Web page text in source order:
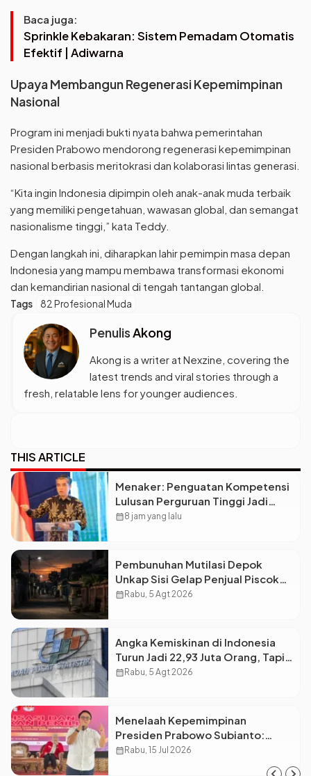
Baca juga:
Sprinkle Kebakaran: Sistem Pemadam Otomatis
Efektif | Adiwarna
Upaya Membangun Regenerasi Kepemimpinan
Nasional
Program ini menjadi bukti nyata bahwa pemerintahan
Presiden Prabowo mendorong regenerasi kepemimpinan
nasional berbasis meritokrasi dan kolaborasi lintas generasi.
“Kita ingin Indonesia dipimpin oleh anak-anak muda terbaik
yang memiliki pengetahuan, wawasan global, dan semangat
nasionalisme tinggi,” kata Teddy.
Dengan langkah ini, diharapkan lahir pemimpin masa depan
Indonesia yang mampu membawa transformasi ekonomi
dan kemandirian nasional di tengah tantangan global.
Tags 82 Profesional Muda
PenulisAkong
Akong is a writer at Nexzine, covering the
latest trends and viral stories through a
fresh, relatable lens for younger audiences.
THIS ARTICLE
Menaker: Penguatan Kompetensi
Lulusan Perguruan Tinggi Jadi
Kunci Menjawab Kebutuhan Dunia
calendar_month8 jam yang lalu
Pembunuhan Mutilasi Depok
Unkap Sisi Gelap Penjual Piscok
Berdarah Dingin
calendar_month Rabu, 5 Agt 2026
Angka Kemiskinan di Indonesia
Turun Jadi 22,93 Juta Orang, Tapi
Kenapa Ketimpangan Desa dan
calendar_month Rabu, 5 Agt 2026
Menelaah Kepemimpinan
Presiden Prabowo Subianto:
Antara Visi Besar, Implementasi,
calendar_month Rabu, 15 Jul 2026